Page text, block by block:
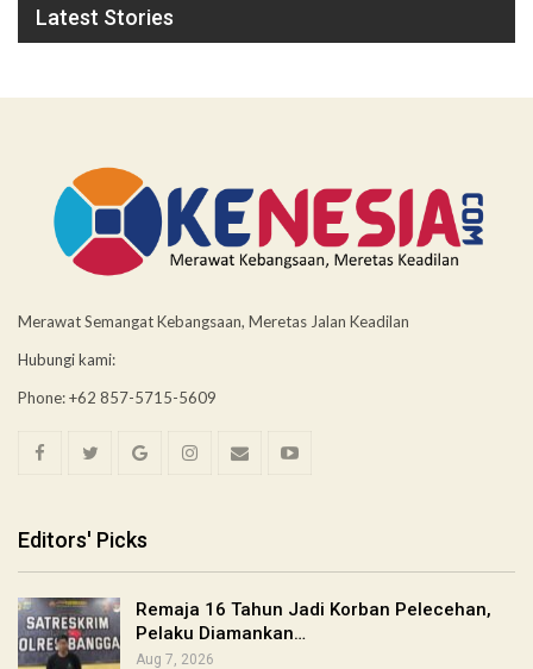
Latest Stories
Merawat Semangat Kebangsaan, Meretas Jalan Keadilan
Hubungi kami:
Phone: +62 857-5715-5609
Editors' Picks
Remaja 16 Tahun Jadi Korban Pelecehan,
Pelaku Diamankan…
Aug 7, 2026